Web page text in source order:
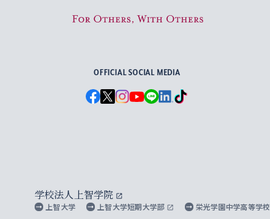
For Others, With Others
OFFICIAL SOCIAL MEDIA
学校法人上智学院
上智大学 上智大学短期大学部 栄光学園中学高等学校